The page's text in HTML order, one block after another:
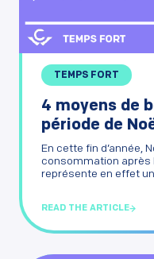
TEMPS FORT
4 moyens de
période de
En cette fin d’année,
consommation après
représente en effet
READ THE ARTICLE